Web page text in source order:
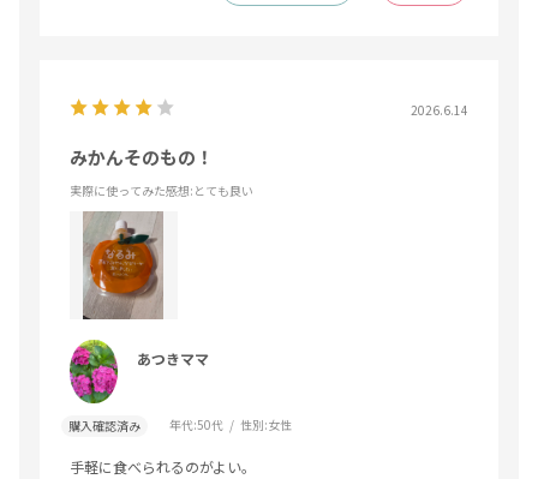
2026.6.14
みかんそのもの！
実際に使ってみた感想:とても良い
あつきママ
購入確認済み 年代:50代 性別:女性
手軽に食べられるのがよい。